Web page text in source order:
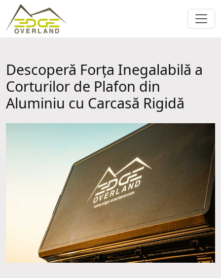
Descoperă Forța Inegalabilă a
Corturilor de Plafon din
Aluminiu cu Carcasă Rigidă